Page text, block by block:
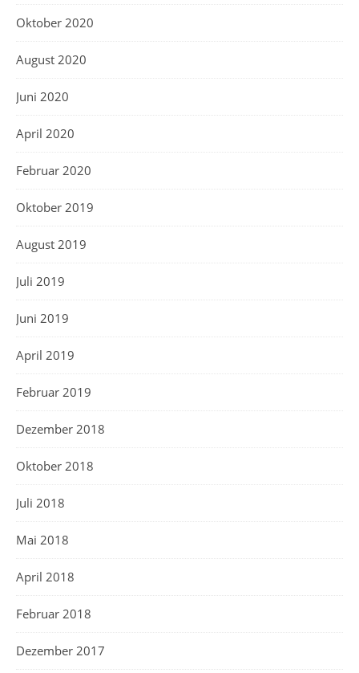
Oktober 2020
August 2020
Juni 2020
April 2020
Februar 2020
Oktober 2019
August 2019
Juli 2019
Juni 2019
April 2019
Februar 2019
Dezember 2018
Oktober 2018
Juli 2018
Mai 2018
April 2018
Februar 2018
Dezember 2017